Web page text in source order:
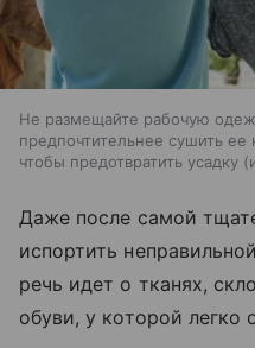
Не размещайте рабочую
предпочтительнее сушить ее
чтобы предотвратить усадку
Даже после самой
испортить
речь идет о тканях,
обуви, у которой легко